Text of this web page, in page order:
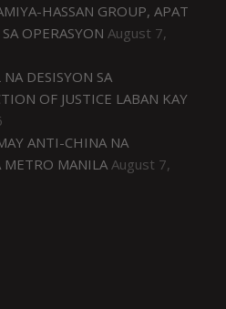
HASSAN GROUP, APAT
OPERASYON August 7,
DESISYON SA
OF JUSTICE LABAN KAY
ANTI-CHINA NA
METRO MANILA August 7,